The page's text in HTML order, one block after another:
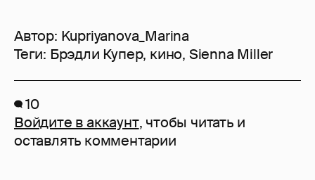
Автор: Kupriyanova_Marina
Теги: Брэдли Купер, кино, Sienna Miller
10
Войдите в аккаунт, чтобы читать и
оставлять комментарии